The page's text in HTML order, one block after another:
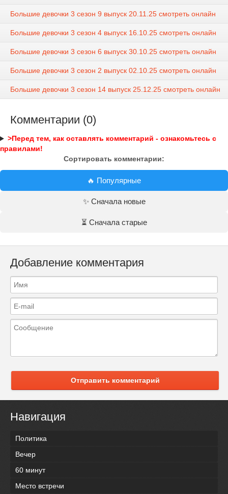
Большие девочки 3 сезон 9 выпуск 20.11.25 смотреть онлайн
Большие девочки 3 сезон 4 выпуск 16.10.25 смотреть онлайн
Большие девочки 3 сезон 6 выпуск 30.10.25 смотреть онлайн
Большие девочки 3 сезон 2 выпуск 02.10.25 смотреть онлайн
Большие девочки 3 сезон 14 выпуск 25.12.25 смотреть онлайн
Комментарии (0)
>Перед тем, как оставлять комментарий - ознакомьтесь с
правилами!
Сортировать комментарии:
🔥 Популярные
✨ Сначала новые
⏳ Сначала старые
Добавление комментария
Отправить комментарий
Навигация
Политика
Вечер
60 минут
Место встречи